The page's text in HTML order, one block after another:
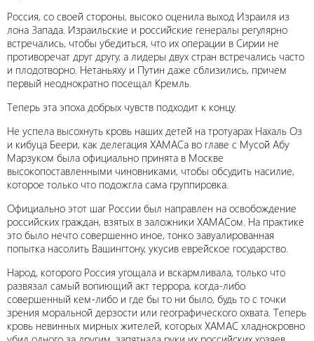
Россия, со своей стороны, высоко оценила выход Израиля из
лона Запада. Израильские и российские генералы регулярно
встречались, чтобы убедиться, что их операции в Сирии не
противоречат друг другу, а лидеры двух стран встречались часто
и плодотворно. Нетаньяху и Путин даже сблизились, причем
первый неоднократно посещал Кремль.
Теперь эта эпоха добрых чувств подходит к концу.
Не успела высохнуть кровь наших детей на тротуарах Нахаль Оз
и кибуца Беери, как делегация ХАМАСа во главе с Мусой Абу
Марзуком была официально принята в Москве
высокопоставленными чиновниками, чтобы обсудить насилие,
которое только что подожгла сама группировка.
Официально этот шаг России был направлен на освобождение
российских граждан, взятых в заложники ХАМАСом. На практике
это было нечто совершенно иное, тонко завуалированная
попытка насолить Вашингтону, укусив еврейское государство.
Народ, которого Россия угощала и вскармливала, только что
развязал самый вопиющий акт террора, когда-либо
совершенный кем-либо и где бы то ни было, будь то с точки
зрения моральной дерзости или географического охвата. Теперь
кровь невинных мирных жителей, которых ХАМАС хладнокровно